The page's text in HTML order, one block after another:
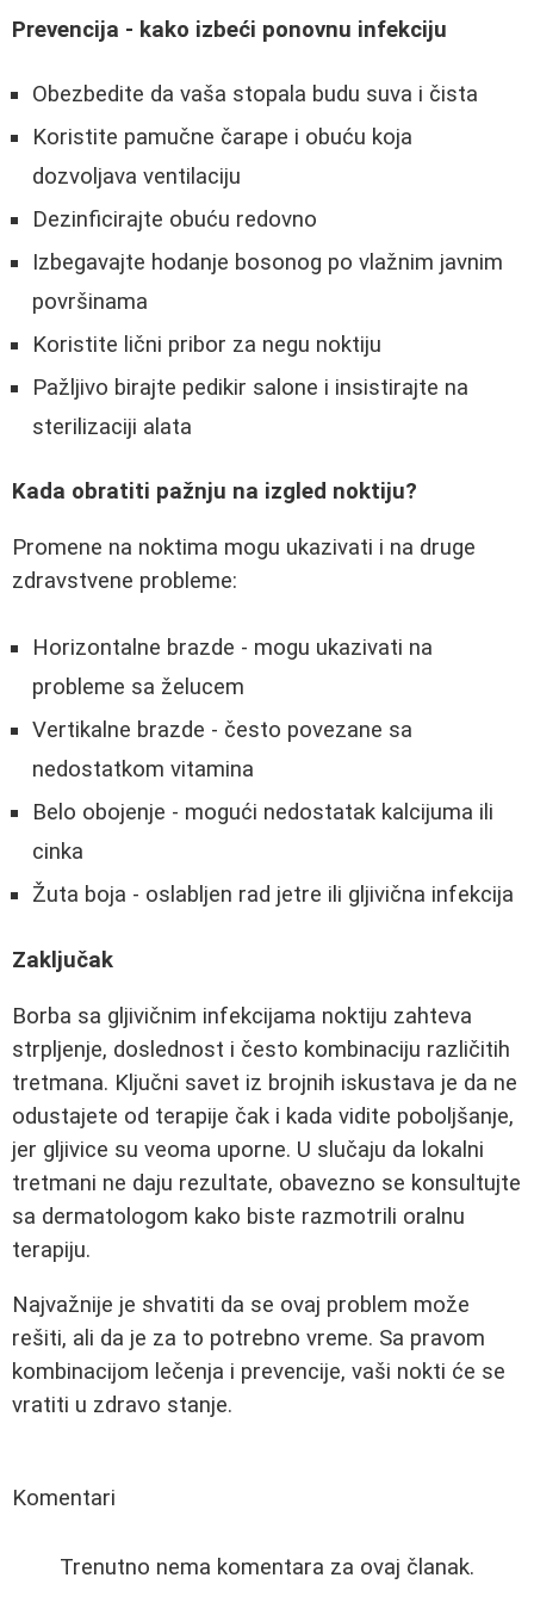
Prevencija - kako izbeći ponovnu infekciju
Obezbedite da vaša stopala budu suva i čista
Koristite pamučne čarape i obuću koja
dozvoljava ventilaciju
Dezinficirajte obuću redovno
Izbegavajte hodanje bosonog po vlažnim javnim
površinama
Koristite lični pribor za negu noktiju
Pažljivo birajte pedikir salone i insistirajte na
sterilizaciji alata
Kada obratiti pažnju na izgled noktiju?
Promene na noktima mogu ukazivati i na druge
zdravstvene probleme:
Horizontalne brazde - mogu ukazivati na
probleme sa želucem
Vertikalne brazde - često povezane sa
nedostatkom vitamina
Belo obojenje - mogući nedostatak kalcijuma ili
cinka
Žuta boja - oslabljen rad jetre ili gljivična infekcija
Zaključak
Borba sa gljivičnim infekcijama noktiju zahteva
strpljenje, doslednost i često kombinaciju različitih
tretmana. Ključni savet iz brojnih iskustava je da ne
odustajete od terapije čak i kada vidite poboljšanje,
jer gljivice su veoma uporne. U slučaju da lokalni
tretmani ne daju rezultate, obavezno se konsultujte
sa dermatologom kako biste razmotrili oralnu
terapiju.
Najvažnije je shvatiti da se ovaj problem može
rešiti, ali da je za to potrebno vreme. Sa pravom
kombinacijom lečenja i prevencije, vaši nokti će se
vratiti u zdravo stanje.
Komentari
Trenutno nema komentara za ovaj članak.